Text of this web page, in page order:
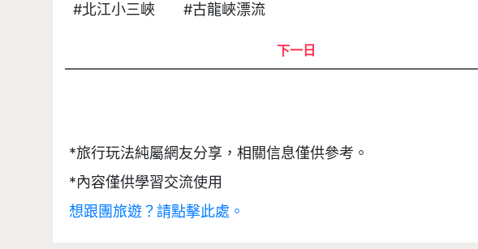
#北江小三峽       #古龍峽漂流
下一日
*旅行玩法純屬網友分享，相關信息僅供參考。
*內容僅供學習交流使用
想跟團旅遊？請點擊此處。